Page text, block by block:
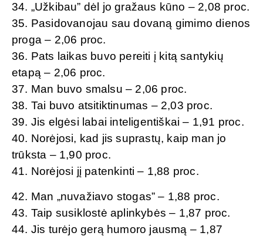
34. „Užkibau” dėl jo gražaus kūno – 2,08 proc.
35. Pasidovanojau sau dovaną gimimo dienos
proga – 2,06 proc.
36. Pats laikas buvo pereiti į kitą santykių
etapą – 2,06 proc.
37. Man buvo smalsu – 2,06 proc.
38. Tai buvo atsitiktinumas – 2,03 proc.
39. Jis elgėsi labai inteligentiškai – 1,91 proc.
40. Norėjosi, kad jis suprastų, kaip man jo
trūksta – 1,90 proc.
41. Norėjosi jį patenkinti – 1,88 proc.
42. Man „nuvažiavo stogas” – 1,88 proc.
43. Taip susiklostė aplinkybės – 1,87 proc.
44. Jis turėjo gerą humoro jausmą – 1,87